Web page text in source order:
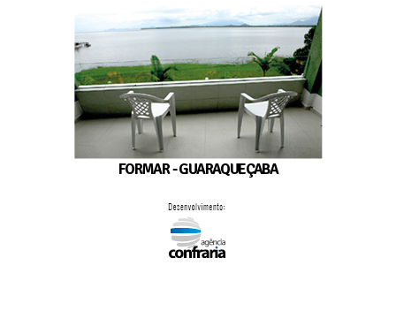
FORMAR - GUARAQUEÇABA